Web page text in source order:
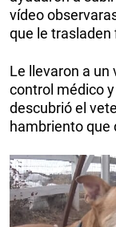
vídeo
que le trasladen
Le llevaron a un
control médico
descubrió el
hambriento que